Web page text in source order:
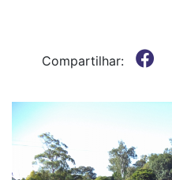
Compartilhar: